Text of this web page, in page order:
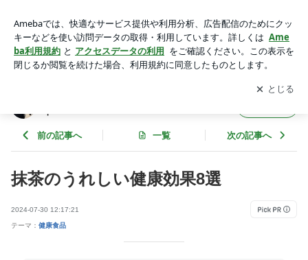
健康ダイエット
アプリをダウンロードして ブログの更新通知
を受け取りまし
ょう。
開く
ト
前の記事へ 一覧 次の記事へ
抹茶のうれしい健康効果8選
2024-07-30 12:17:21
テーマ： 健康食品